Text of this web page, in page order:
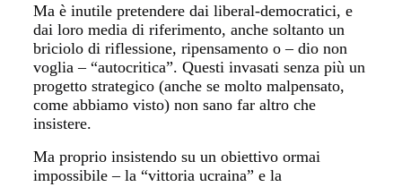
Ma è inutile pretendere dai liberal-democratici, e
dai loro media di riferimento, anche soltanto un
briciolo di riflessione, ripensamento o – dio non
voglia – “autocritica”. Questi invasati senza più un
progetto strategico (anche se molto malpensato,
come abbiamo visto) non sano far altro che
insistere.
Ma proprio insistendo su un obiettivo ormai
impossibile – la “vittoria ucraina” e la